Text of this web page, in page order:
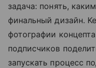
задача: понять,
финальный дизайн.
фотографии
подписчиков
запускать процесс